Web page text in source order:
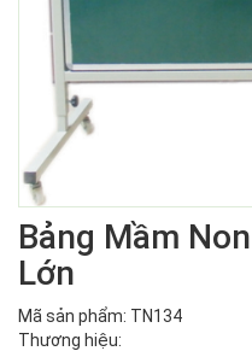
Bảng Mầm
Lớn
Mã sản phẩm: TN134
Thương hiệu: